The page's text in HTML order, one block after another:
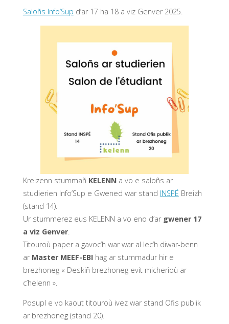
Saloñs Info’Sup d’ar 17 ha 18 a viz Genver 2025.
Kreizenn stummañ KELENN a vo e saloñs ar
studierien Info’Sup e Gwened war stand INSPÉ Breizh
(stand 14).
Ur stummerez eus KELENN a vo eno d’ar gwener 17
a viz Genver.
Titouroù paper a gavoc’h war war al lec’h diwar-benn
ar Master MEEF-EBIhag ar stummadur hir e
brezhoneg « Deskiñ brezhoneg evit micherioù ar
c’helenn ».
Posupl e vo kaout titouroù ivez war stand Ofis publik
ar brezhoneg (stand 20).